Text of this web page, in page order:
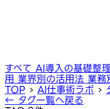
すべて AI導入の基礎整理
用 業界別の活用法 業務
TOP › AI仕事術ラボ ›
← タグ一覧へ戻る